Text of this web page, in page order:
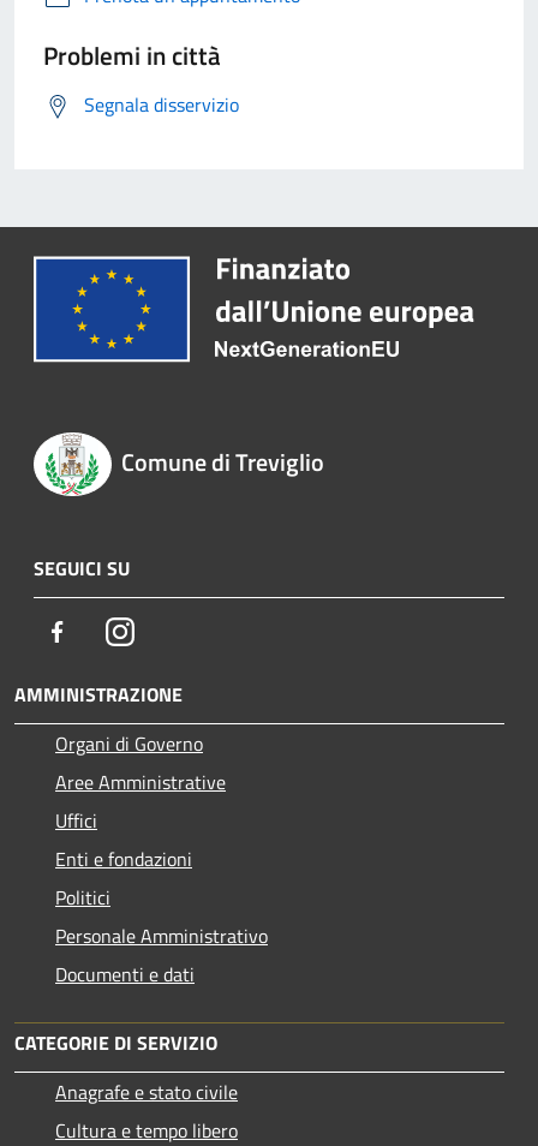
Problemi in città
Segnala disservizio
Comune di Treviglio
SEGUICI SU
FacebookInstagram
AMMINISTRAZIONE
Organi di Governo
Aree Amministrative
Uffici
Enti e fondazioni
Politici
Personale Amministrativo
Documenti e dati
CATEGORIE DI SERVIZIO
Anagrafe e stato civile
Cultura e tempo libero